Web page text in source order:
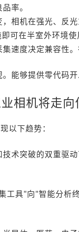
率。
相机在强光、反
可在半室外环境
集速度决定兼容性
能够提供零代码
相机将走向
以下趋势：
技术突破的双重驱
工具"向"智能分析